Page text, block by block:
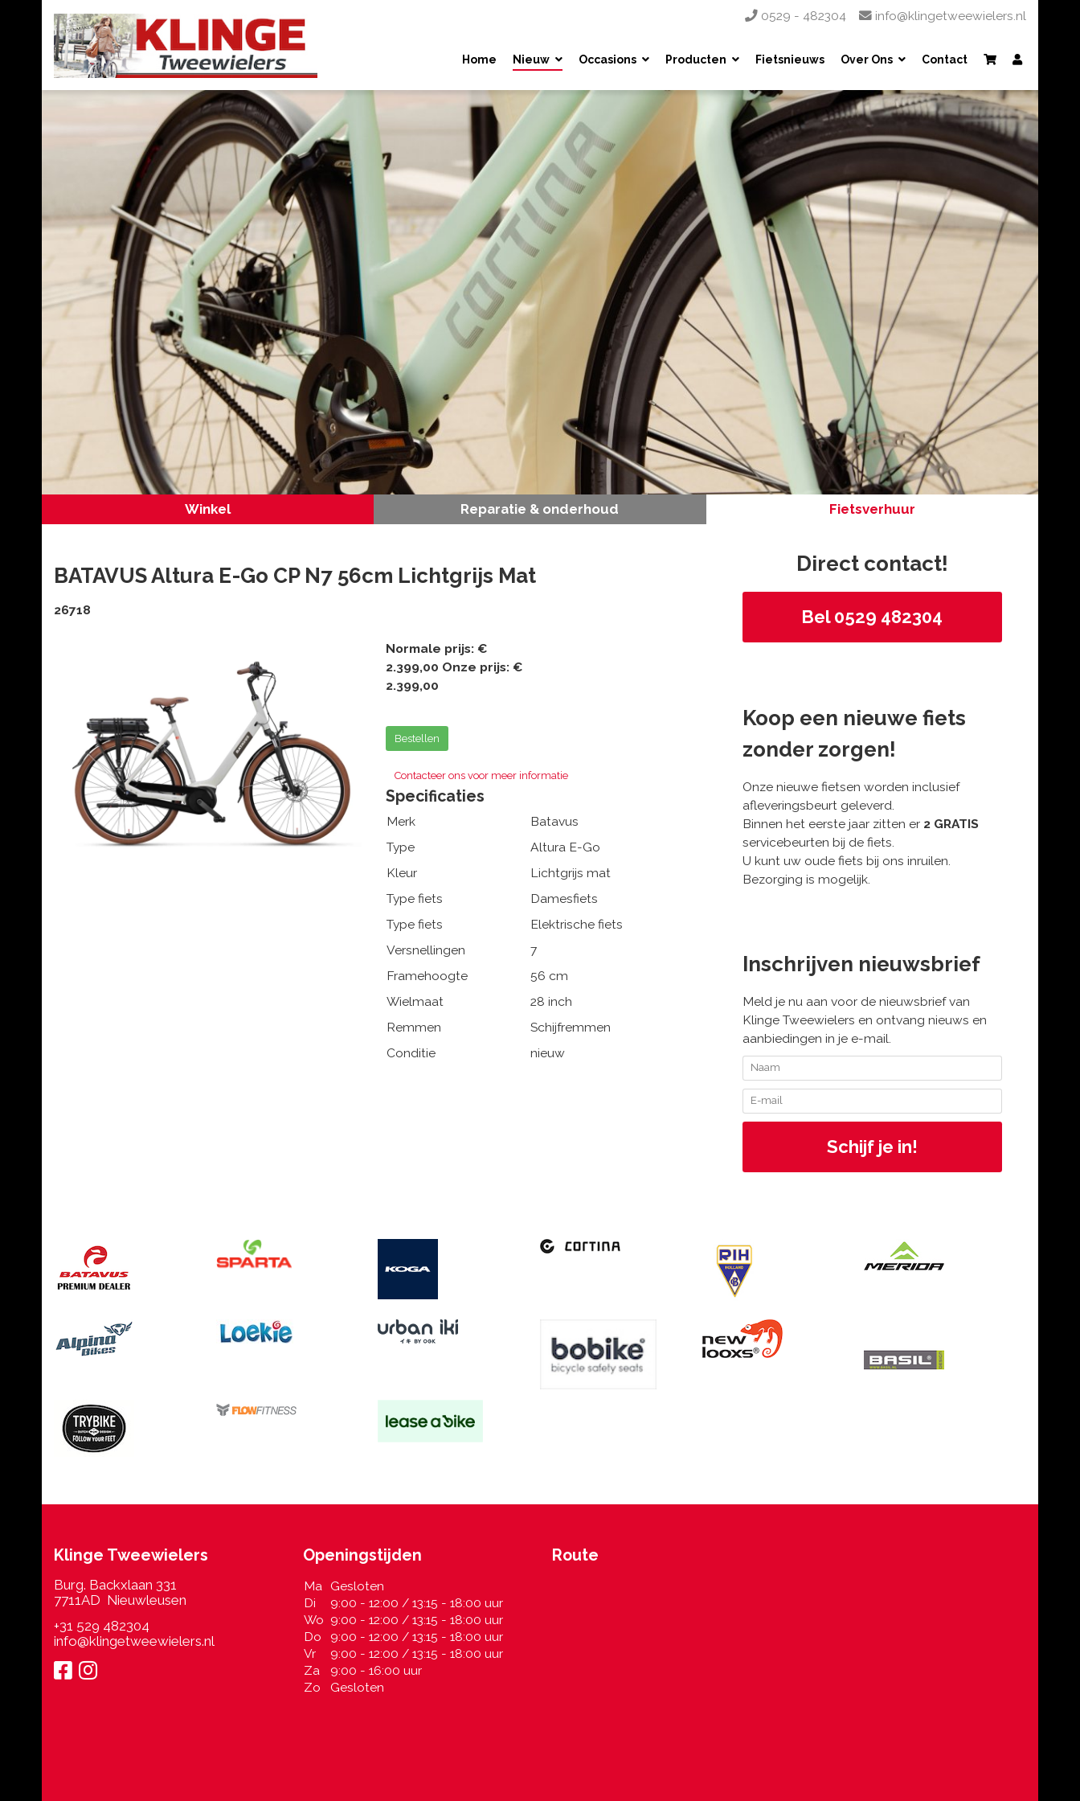
0529 - 482304 info@klingetweewielers.nl
Home Nieuw Occasions Producten Fietsnieuws Over Ons Contact
Winkel Reparatie & onderhoud Fietsverhuur
BATAVUS Altura E-Go CP N7 56cm Lichtgrijs Mat
26718
Normale prijs: €
2.399,00 Onze prijs: €
2.399,00
Bestellen
Contacteer ons voor meer informatie
Specificaties
Merk
Batavus
Type
Altura E-Go
Kleur
Lichtgrijs mat
Type fiets
Damesfiets
Type fiets
Elektrische fiets
Versnellingen
7
Framehoogte
56 cm
Wielmaat
28 inch
Remmen
Schijfremmen
Conditie
nieuw
Direct contact!
Bel 0529 482304
Koop een nieuwe fiets
zonder zorgen!
Onze nieuwe fietsen worden inclusief
afleveringsbeurt geleverd.
Binnen het eerste jaar zitten er 2 GRATIS
servicebeurten bij de fiets.
U kunt uw oude fiets bij ons inruilen.
Bezorging is mogelijk.
Inschrijven nieuwsbrief
Meld je nu aan voor de nieuwsbrief van
Klinge Tweewielers en ontvang nieuws en
aanbiedingen in je e-mail.
Klinge Tweewielers
Burg. Backxlaan 331
7711AD Nieuwleusen
+31 529 482304
info@klingetweewielers.nl
Openingstijden
Ma Gesloten
Di
9:00 - 12:00 / 13:15 - 18:00 uur
Wo 9:00 - 12:00 / 13:15 - 18:00 uur
Do
9:00 - 12:00 / 13:15 - 18:00 uur
Vr
9:00 - 12:00 / 13:15 - 18:00 uur
Za
9:00 - 16:00 uur
Zo
Gesloten
Route